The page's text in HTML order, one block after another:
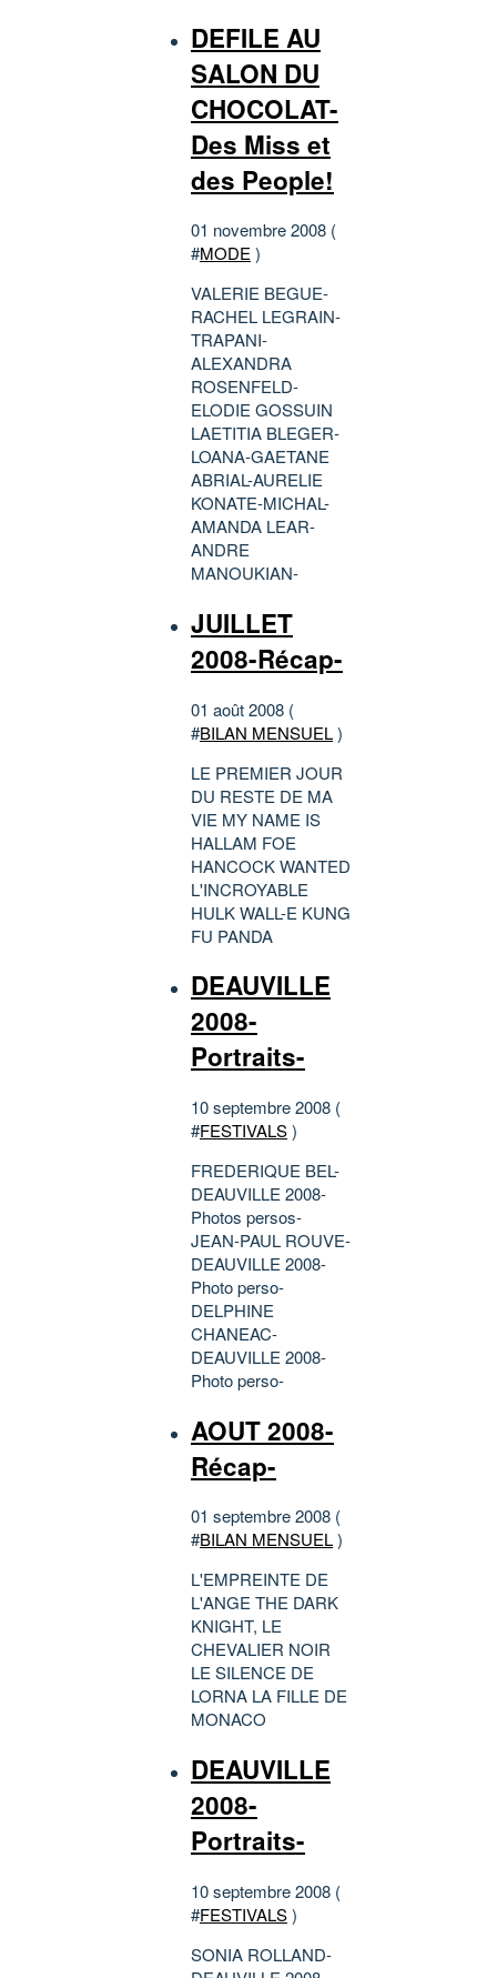
DEFILE AU
SALON DU
CHOCOLAT-
Des Miss et
des People!
01 novembre 2008 (
#MODE)
VALERIE BEGUE-
RACHEL LEGRAIN-
TRAPANI-
ALEXANDRA
ROSENFELD-
ELODIE GOSSUIN
LAETITIA BLEGER-
LOANA-GAETANE
ABRIAL-AURELIE
KONATE-MICHAL-
AMANDA LEAR-
ANDRE
MANOUKIAN-
JUILLET
2008-Récap-
01 août 2008 (
#BILAN MENSUEL)
LE PREMIER JOUR
DU RESTE DE MA
VIE MY NAME IS
HALLAM FOE
HANCOCK WANTED
L'INCROYABLE
HULK WALL-E KUNG
FU PANDA
DEAUVILLE
2008-
Portraits-
10 septembre 2008 (
#FESTIVALS)
FREDERIQUE BEL-
DEAUVILLE 2008-
Photos persos-
JEAN-PAUL ROUVE-
DEAUVILLE 2008-
Photo perso-
DELPHINE
CHANEAC-
DEAUVILLE 2008-
Photo perso-
AOUT 2008-
Récap-
01 septembre 2008 (
#BILAN MENSUEL)
L'EMPREINTE DE
L'ANGE THE DARK
KNIGHT, LE
CHEVALIER NOIR
LE SILENCE DE
LORNA LA FILLE DE
MONACO
DEAUVILLE
2008-
Portraits-
10 septembre 2008 (
#FESTIVALS)
SONIA ROLLAND-